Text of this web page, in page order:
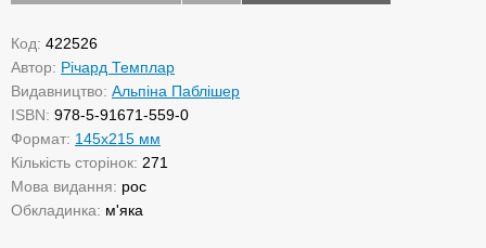
Код: 422526
Автор: Річард Темплар
Видавництво: Альпіна Паблішер
ISBN: 978-5-91671-559-0
Формат: 145х215 мм
Кількість сторінок: 271
Мова видання: рос
Обкладинка: м'яка